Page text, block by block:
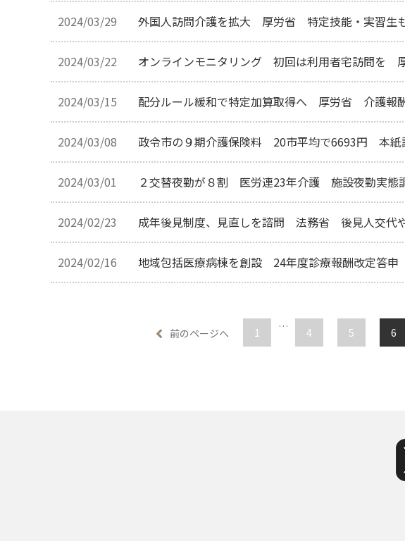
2024/03/29 外国人訪問介護を拡大 厚労省 特定技能・実習生
2024/03/22 オンラインモニタリング 初回は利用者宅訪問を
2024/03/15 配分ルール緩和で特定加算取得へ 厚労省 介護報
2024/03/08 政令市の９期介護保険料 20市平均で6693円 本
2024/03/01 ２交替夜勤が８割 医労連23年介護 施設夜勤実態
2024/02/23 成年後見制度、見直しを諮問 法務省 後見人交代
2024/02/16 地域包括医療病棟を創設 24年度診療報酬改定答
前のページへ 1 … 4 5 6